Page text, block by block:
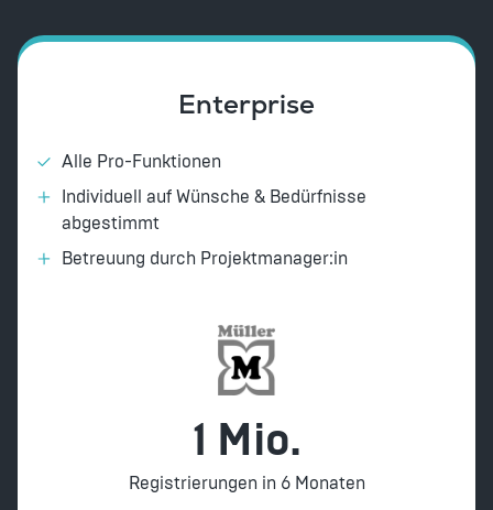
Enterprise
Alle Pro-Funktionen
Individuell auf Wünsche & Bedürfnisse
abgestimmt
Betreuung durch Projektmanager:in
1 Mio.
Registrierungen in 6 Monaten